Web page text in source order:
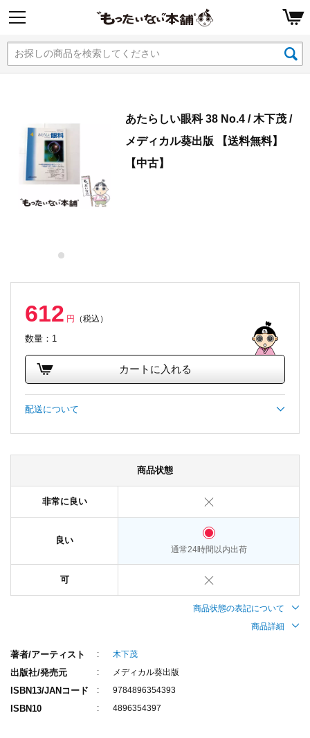
あたらしい眼科 38 No.4 / 木下茂 /
メディカル葵出版 【送料無料】
【中古】
612 円 （税込）
数量：1
カートに入れる
配送について
商品状態
非常に良い
良い
通常24時間以内出荷
可
商品状態の表記について
商品詳細
著者/アーティスト 木下茂
出版社/発売元 メディカル葵出版
ISBN13/JANコード 9784896354393
ISBN10 4896354397